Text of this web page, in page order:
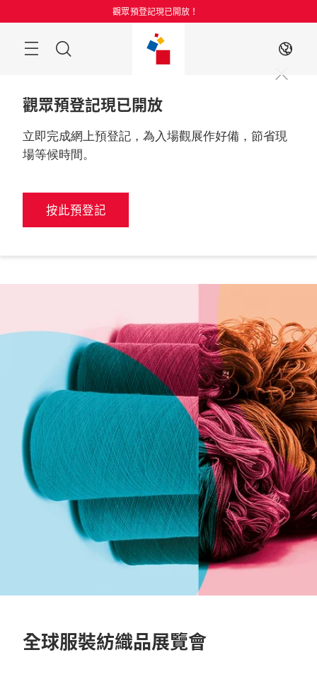
過
觀眾預登記現已開放！
目
ZH
觀眾預登記現已開放
立即完成網上預登記，為入場觀展作好備，節省現
場等候時間。
按此預登記
2026年8月25至27日
全球服裝紡織品展覽會